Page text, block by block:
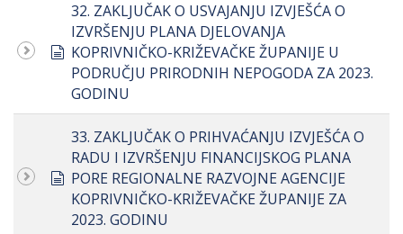
document
32. ZAKLJUČAK O USVAJANJU IZVJEŠĆA O
IZVRŠENJU PLANA DJELOVANJA
KOPRIVNIČKO-KRIŽEVAČKE ŽUPANIJE U
PODRUČJU PRIRODNIH NEPOGODA ZA 2023.
GODINU
document
33. ZAKLJUČAK O PRIHVAĆANJU IZVJEŠĆA O
RADU I IZVRŠENJU FINANCIJSKOG PLANA
PORE REGIONALNE RAZVOJNE AGENCIJE
KOPRIVNIČKO-KRIŽEVAČKE ŽUPANIJE ZA
2023. GODINU